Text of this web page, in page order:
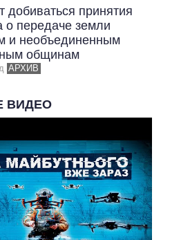
ОБЕЩАНИЯ
В ПРОЦЕССЕ
ВСЕ ОБЕЩАНИЯ
добиваться принятия
о передаче земли
и необъединенным
общинам
АРХИВ
ВИДЕО